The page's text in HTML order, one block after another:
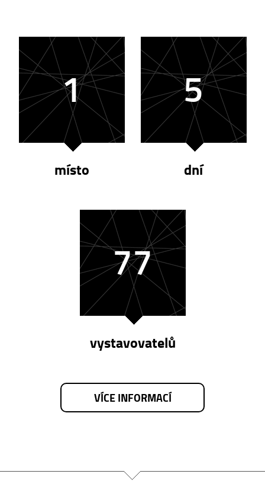
1
místo
5
dní
77
vystavovatelů
VÍCE INFORMACÍ